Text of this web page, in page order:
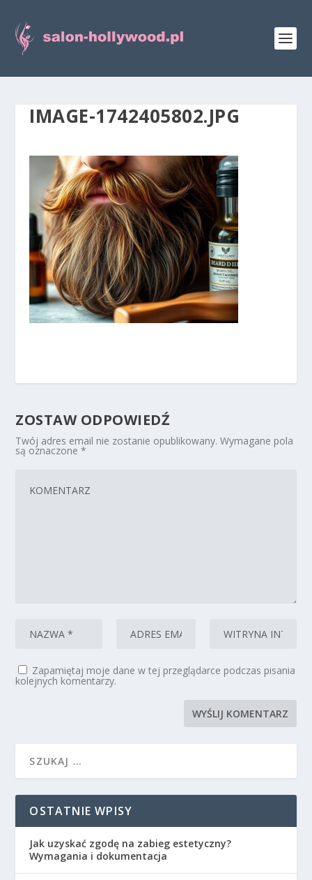
IMAGE-1742405802.JPG
ZOSTAW ODPOWIEDŹ
Twój adres email nie zostanie opublikowany. Wymagane pola
są oznaczone*
Zapamiętaj moje dane w tej przeglądarce podczas pisania
kolejnych komentarzy.
OSTATNIE WPISY
Jak uzyskać zgodę na zabieg estetyczny?
Wymagania i dokumentacja